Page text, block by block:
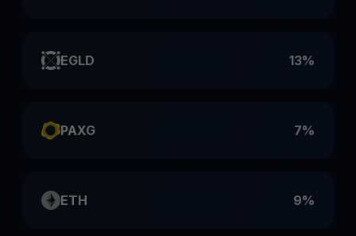
EGLD 13%
PAXG 7%
ETH 9%